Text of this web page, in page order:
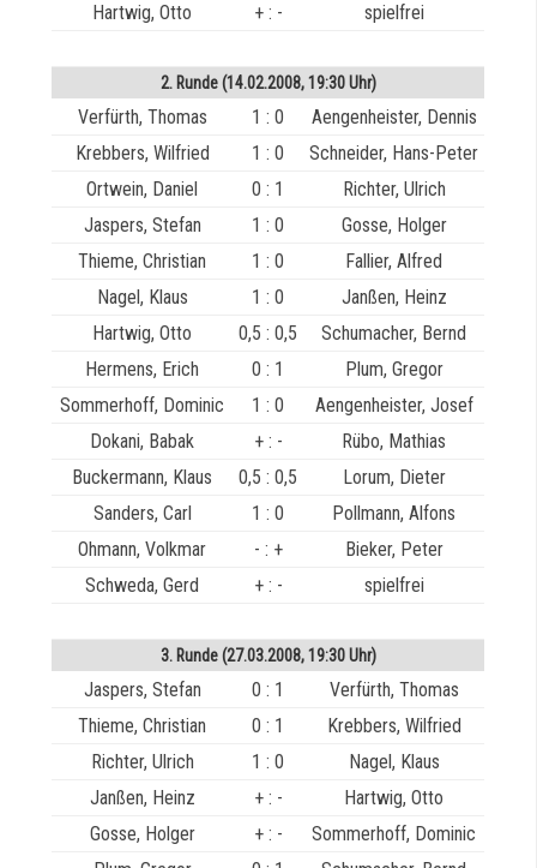
Hartwig, Otto
+ : - spielfrei
2. Runde (14.02.2008, 19:30 Uhr)
Verfürth, Thomas 1 : 0
Aengenheister, Dennis
Krebbers, Wilfried
1 : 0
Schneider, Hans-Peter
Ortwein, Daniel
0 : 1
Richter, Ulrich
Jaspers, Stefan
1 : 0
Gosse, Holger
Thieme, Christian
1 : 0
Fallier, Alfred
Nagel, Klaus
1 : 0
Janßen, Heinz
Hartwig, Otto
0,5 : 0,5
Schumacher, Bernd
Hermens, Erich
0 : 1
Plum, Gregor
Sommerhoff, Dominic
1 : 0
Aengenheister, Josef
Dokani, Babak
+ : -
Rübo, Mathias
Buckermann, Klaus
0,5 : 0,5
Lorum, Dieter
Sanders, Carl
1 : 0
Pollmann, Alfons
Ohmann, Volkmar
- : +
Bieker, Peter
Schweda, Gerd
+ : - spielfrei
3. Runde (27.03.2008, 19:30 Uhr)
Jaspers, Stefan 0 : 1
Verfürth, Thomas
Thieme, Christian
0 : 1
Krebbers, Wilfried
Richter, Ulrich
1 : 0
Nagel, Klaus
Janßen, Heinz
+ : -
Hartwig, Otto
Gosse, Holger
+ : -
Sommerhoff, Dominic